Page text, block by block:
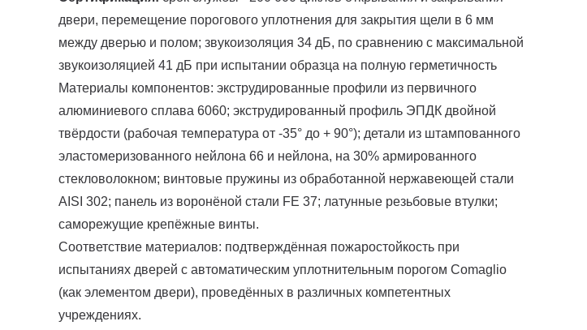
двери, перемещение порогового уплотнения для закрытия щели в 6 мм
между дверью и полом; звукоизоляция 34 дБ, по сравнению с максимальной
звукоизоляцией 41 дБ при испытании образца на полную герметичность
Материалы компонентов: экструдированные профили из первичного
алюминиевого сплава 6060; экструдированный профиль ЭПДК двойной
твёрдости (рабочая температура от -35° до + 90°); детали из штампованного
эластомеризованного нейлона 66 и нейлона, на 30% армированного
стекловолокном; винтовые пружины из обработанной нержавеющей стали
AISI 302; панель из воронёной стали FE 37; латунные резьбовые втулки;
саморежущие крепёжные винты.
Соответствие материалов: подтверждённая пожаростойкость при
испытаниях дверей с автоматическим уплотнительным порогом Comaglio
(как элементом двери), проведённых в различных компетентных
учреждениях.